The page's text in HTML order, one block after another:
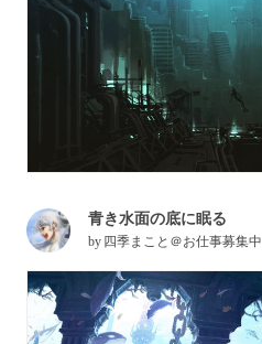
青き水面の底に眠る
by 四季まこと＠お仕事募集中